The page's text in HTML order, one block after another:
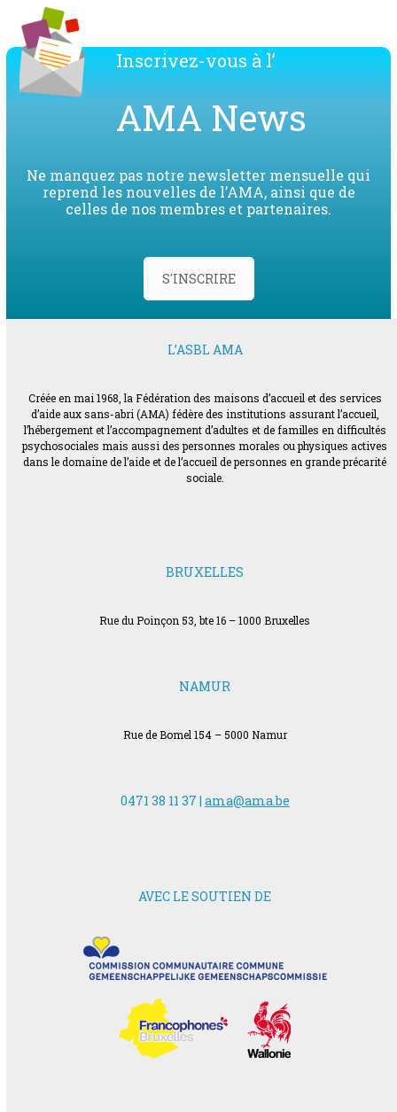
Inscrivez-vous à l’
AMA News
Ne manquez pas notre newsletter mensuelle qui
reprend les nouvelles de l’AMA, ainsi que de
celles de nos membres et partenaires.
S'INSCRIRE
L’ASBL AMA
Créée en mai 1968, la Fédération des maisons d’accueil et des services
d’aide aux sans-abri (AMA) fédère des institutions assurant l’accueil,
l’hébergement et l’accompagnement d’adultes et de familles en difficultés
psychosociales mais aussi des personnes morales ou physiques actives
dans le domaine de l’aide et de l’accueil de personnes en grande précarité
sociale.
BRUXELLES
Rue du Poinçon 53, bte 16 – 1000 Bruxelles
NAMUR
Rue de Bomel 154 – 5000 Namur
0471 38 11 37 | ama@ama.be
AVEC LE SOUTIEN DE